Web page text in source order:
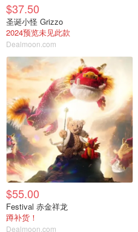
$37.50
圣诞小怪 Grizzo
2024预览未见此款
Dealmoon.com
$55.00
Festival 赤金祥龙
蹲补货！
Dealmoon.com